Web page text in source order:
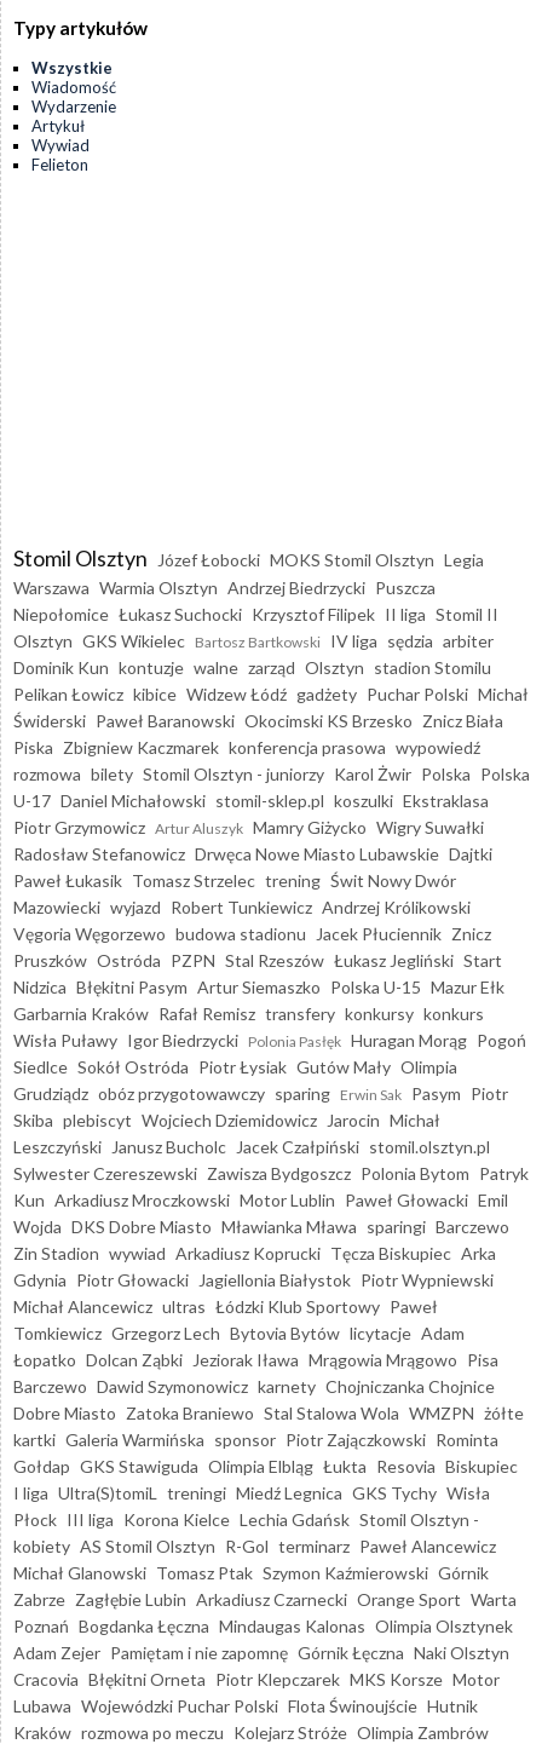
Typy artykułów
Wszystkie
Wiadomość
Wydarzenie
Artykuł
Wywiad
Felieton
Stomil Olsztyn Józef Łobocki MOKS Stomil Olsztyn Legia
Warszawa Warmia Olsztyn Andrzej Biedrzycki Puszcza
Niepołomice Łukasz Suchocki Krzysztof Filipek II liga Stomil II
Olsztyn GKS Wikielec Bartosz Bartkowski IV liga sędzia arbiter
Dominik Kun kontuzje walne zarząd Olsztyn stadion Stomilu
Pelikan Łowicz kibice Widzew Łódź gadżety Puchar Polski Michał
Świderski Paweł Baranowski Okocimski KS Brzesko Znicz Biała
Piska Zbigniew Kaczmarek konferencja prasowa wypowiedź
rozmowa bilety Stomil Olsztyn - juniorzy Karol Żwir Polska Polska
U-17 Daniel Michałowski stomil-sklep.pl koszulki Ekstraklasa
Piotr Grzymowicz Artur Aluszyk Mamry Giżycko Wigry Suwałki
Radosław Stefanowicz Drwęca Nowe Miasto Lubawskie Dajtki
Paweł Łukasik Tomasz Strzelec trening Świt Nowy Dwór
Mazowiecki wyjazd Robert Tunkiewicz Andrzej Królikowski
Vęgoria Węgorzewo budowa stadionu Jacek Płuciennik Znicz
Pruszków Ostróda PZPN Stal Rzeszów Łukasz Jegliński Start
Nidzica Błękitni Pasym Artur Siemaszko Polska U-15 Mazur Ełk
Garbarnia Kraków Rafał Remisz transfery konkursy konkurs
Wisła Puławy Igor Biedrzycki Polonia Pasłęk Huragan Morąg Pogoń
Siedlce Sokół Ostróda Piotr Łysiak Gutów Mały Olimpia
Grudziądz obóz przygotowawczy sparing Erwin Sak Pasym Piotr
Skiba plebiscyt Wojciech Dziemidowicz Jarocin Michał
Leszczyński
Janusz Bucholc Jacek Czałpiński stomil.olsztyn.pl
Sylwester Czereszewski Zawisza Bydgoszcz Polonia Bytom Patryk
Kun Arkadiusz Mroczkowski Motor Lublin Paweł Głowacki Emil
Wojda DKS Dobre Miasto Mławianka Mława sparingi Barczewo
Zin Stadion wywiad Arkadiusz Koprucki Tęcza Biskupiec Arka
Gdynia Piotr Głowacki Jagiellonia Białystok Piotr Wypniewski
Michał Alancewicz ultras Łódzki Klub Sportowy Paweł
Tomkiewicz Grzegorz Lech Bytovia Bytów licytacje Adam
Łopatko Dolcan Ząbki Jeziorak Iława Mrągowia Mrągowo Pisa
Barczewo Dawid Szymonowicz karnety Chojniczanka Chojnice
Dobre Miasto Zatoka Braniewo Stal Stalowa Wola WMZPN żółte
kartki Galeria Warmińska sponsor Piotr Zajączkowski Rominta
Gołdap GKS Stawiguda Olimpia Elbląg Łukta Resovia Biskupiec
I liga Ultra(S)tomiL treningi Miedź Legnica GKS Tychy Wisła
Płock III liga Korona Kielce Lechia Gdańsk Stomil Olsztyn -
kobiety AS Stomil Olsztyn R-Gol terminarz Paweł Alancewicz
Michał Glanowski Tomasz Ptak Szymon Kaźmierowski Górnik
Zabrze Zagłębie Lubin Arkadiusz Czarnecki Orange Sport Warta
Poznań Bogdanka Łęczna Mindaugas Kalonas Olimpia Olsztynek
Adam Zejer Pamiętam i nie zapomnę Górnik Łęczna Naki Olsztyn
Cracovia Błękitni Orneta Piotr Klepczarek MKS Korsze Motor
Lubawa Wojewódzki Puchar Polski Flota Świnoujście Hutnik
Kraków rozmowa po meczu Kolejarz Stróże Olimpia Zambrów